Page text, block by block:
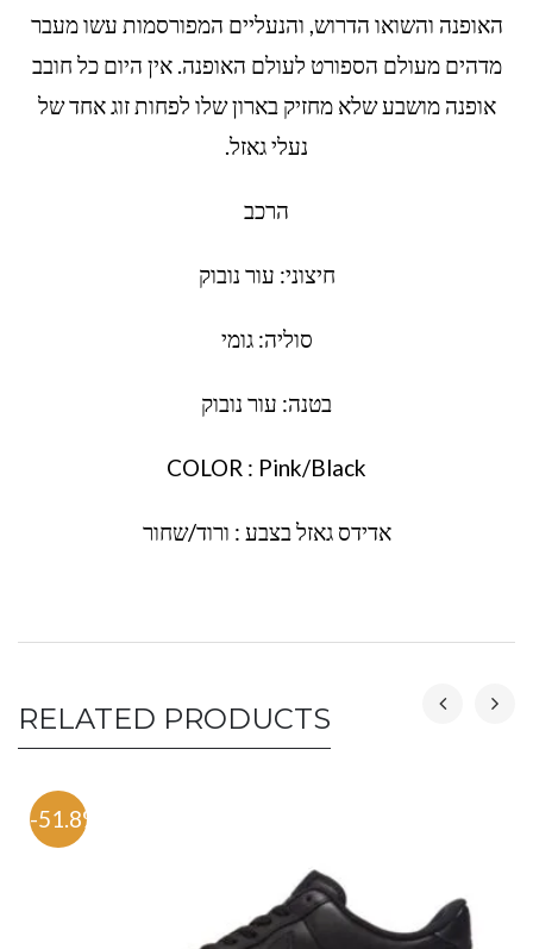
האופנה והשואו הדרוש, והנעליים המפורסמות עשו מעבר
מדהים מעולם הספורט לעולם האופנה. אין היום כל חובב
אופנה מושבע שלא מחזיק בארון שלו לפחות זוג אחד של
נעלי גאזל.
הרכב
חיצוני: עור נובוק
סוליה: גומי
בטנה: עור נובוק
COLOR : Pink/Black
אדידס גאזל בצבע : ורוד/שחור
RELATED PRODUCTS
-51.8%